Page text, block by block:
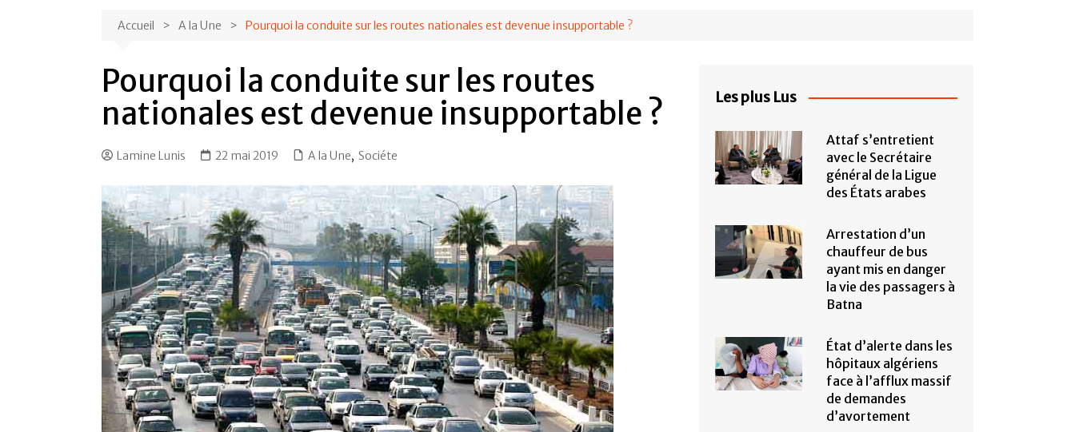
Accueil A la Une Pourquoi la conduite sur les routes nationales est devenue insupportable ?
Pourquoi la conduite sur les routes
nationales est devenue insupportable ?
Lamine Lunis 22 mai 2019 A la Une, Sociéte
Les plus Lus
Attaf s’entretient
avec le Secrétaire
général de la Ligue
des États arabes
Arrestation d’un
chauffeur de bus
ayant mis en danger
la vie des passagers à
Batna
État d’alerte dans les
hôpitaux algériens
face à l’afflux massif
de demandes
d’avortement